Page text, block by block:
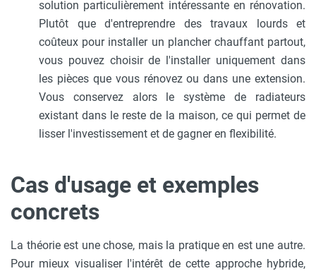
solution particulièrement intéressante en rénovation.
Plutôt que d'entreprendre des travaux lourds et
coûteux pour installer un plancher chauffant partout,
vous pouvez choisir de l'installer uniquement dans
les pièces que vous rénovez ou dans une extension.
Vous conservez alors le système de radiateurs
existant dans le reste de la maison, ce qui permet de
lisser l'investissement et de gagner en flexibilité.
Cas d'usage et exemples
concrets
La théorie est une chose, mais la pratique en est une autre.
Pour mieux visualiser l'intérêt de cette approche hybride,